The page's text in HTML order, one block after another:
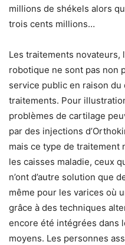
millions de shékels alors
trois cents millions…
Les traitements
robotique ne sont pas non
service public en raison
traitements. Pour
problèmes de cartilage
par des injections
mais ce type de traitement
les caisses maladie, ceux
n’ont d’autre solution que
même pour les varices où
grâce à des techniques
encore été intégrées dans
moyens. Les personnes